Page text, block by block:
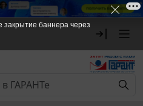
закрытие баннера через